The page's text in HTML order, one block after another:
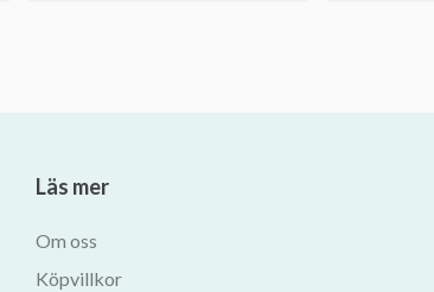
Läs mer
Om oss
Köpvillkor